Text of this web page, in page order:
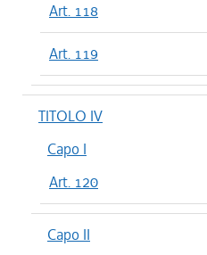
Art. 118
Art. 119
TITOLO IV
Capo I
Art. 120
Capo II